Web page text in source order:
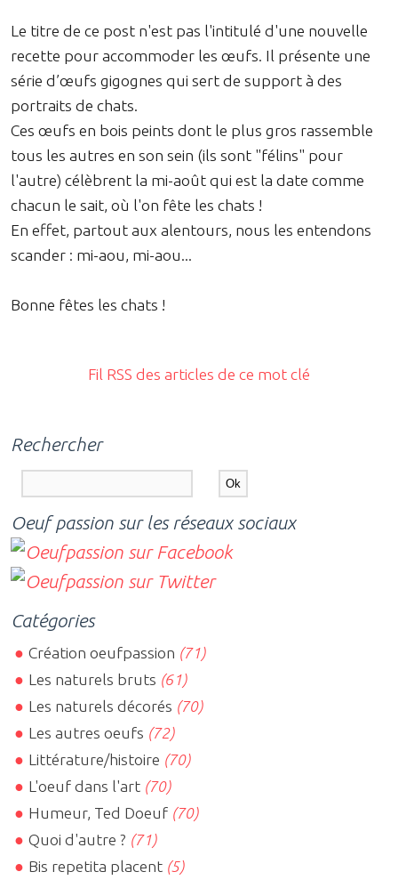
Le titre de ce post n'est pas l'intitulé d'une nouvelle
recette pour accommoder les œufs. Il présente une
série d’œufs gigognes qui sert de support à des
portraits de chats.
Ces œufs en bois peints dont le plus gros rassemble
tous les autres en son sein (ils sont "félins" pour
l'autre) célèbrent la mi-août qui est la date comme
chacun le sait, où l'on fête les chats !
En effet, partout aux alentours, nous les entendons
scander : mi-aou, mi-aou...
Bonne fêtes les chats !
Fil RSS des articles de ce mot clé
Rechercher
Oeuf passion sur les réseaux sociaux
Catégories
Création oeufpassion (71)
Les naturels bruts (61)
Les naturels décorés (70)
Les autres oeufs (72)
Littérature/histoire (70)
L'oeuf dans l'art (70)
Humeur, Ted Doeuf (70)
Quoi d'autre ? (71)
Bis repetita placent (5)